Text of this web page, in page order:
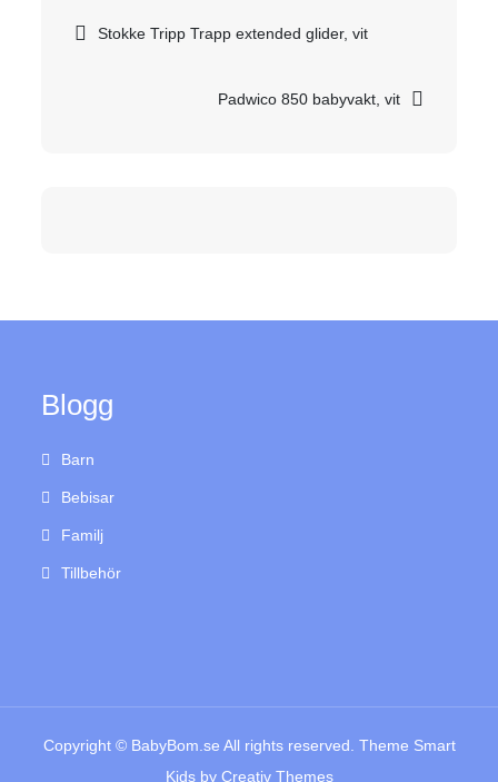
Inläggsnavigering
Stokke Tripp Trapp extended glider, vit
Padwico 850 babyvakt, vit
Blogg
Barn
Bebisar
Familj
Tillbehör
Copyright © BabyBom.se All rights reserved. Theme Smart
Kids by Creativ Themes